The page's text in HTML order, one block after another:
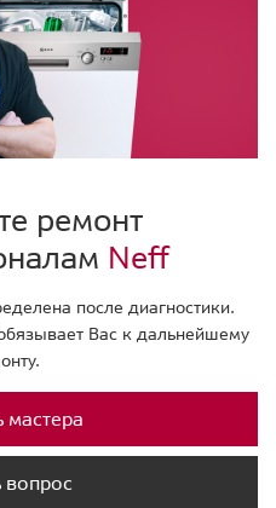
ремонт
Neff
после диагностики.
Вас к дальнейшему
мастера
вопрос